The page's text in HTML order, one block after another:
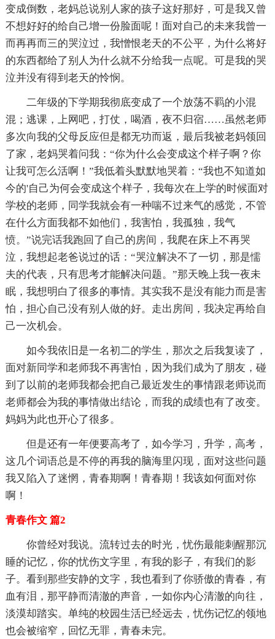
变成倒数，老妈总说别人家的孩子这好那好，可是我又曾
不想好好的给自己增一份脸面呢！面对自己的未来我曾一
而再再而三的哭泣过，我憎恨老天的不公平，为什么将好
的东西都给了别人为什么就不分给我一点呢。可是我的哭
泣并没有得到老天的怜悯。
二年级的下学期我彻底变成了一个放荡不羁的小混
混；逃课，上网吧，打仗，喝酒，夜不归宿……虽然老师
多次向我的父母反应但是都无功而返，最后我被老妈领回
了家，老妈哭着问我：“你为什么会变成这个样子啊？你
让我可怎么活啊！”我低着头默默地哭着：“我也不知道如
今的'自己为何会变成这个样子，我每次在上学的时候面对
学校的老师，同学我就会有一种喘不过来气的感觉，不管
在什么方面我都不如他们，我害怕，我孤独，我气
愤。”说完话我跑回了自己的房间，我爬在床上不再哭
泣，我想起老爸说过的话：“哭泣解决不了一切，那是懦
夫的代表，只有思考才能解决问题。”那天晚上我一夜未
眠，我想明白了很多的事情。其实我不是没有能力而是害
怕，担心自己没有别人做的好。走出房间，我决定再给自
己一次机会。
如今我依旧是一名初二的学生，那次之后我复读了，
面对新同学和老师我不再害怕，因为我们成为了朋友，碰
到了以前的老师我都会把自己最近发生的事情跟老师说而
老师都会为我的事情做出结论，而我的成绩也有了改变。
妈妈为此也开心了很多。
但是还有一年便要高考了，如今学习，升学，高考，
这几个词语总是不停的再我的脑海里闪现，面对这些问题
我又陷入了迷惘，青春期啊！青春期！我该如何面对你
啊！
青春作文 篇2
你曾经对我说。流转过去的时光，忧伤最能刺醒那沉
睡的记忆，你的忧伤文字里，有我的影子，有我们的影
子。看到那些安静的文字，我也看到了你骄傲的青春，有
血有泪，那平静而清澈的声音，一如你内心清澈的向往，
淡漠却踏实。单纯的校园生活已经远去，忧伤记忆的领地
也会被缩窄，回忆无罪，青春未完。